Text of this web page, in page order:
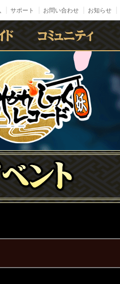
サポート お問い合わせ お知らせ